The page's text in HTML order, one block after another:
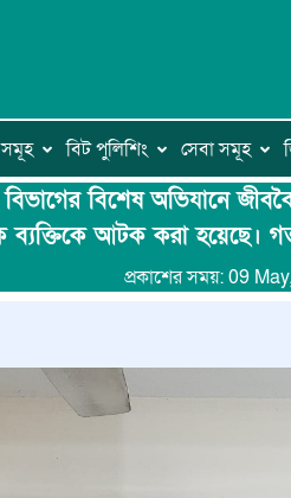
সমূহ বিট পুলিশিং সেবা সমূহ
বিশেষ অভিযানে
আটক করা হয়েছে।
প্রকাশের সময়: 09